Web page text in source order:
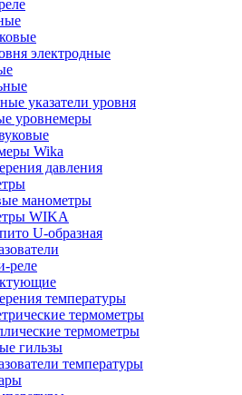
электродные
указатели уровня
уровнемеры
Wika
давления
манометры
WIKA
U-образная
реле
температуры
термометры
термометры
гильзы
температуры